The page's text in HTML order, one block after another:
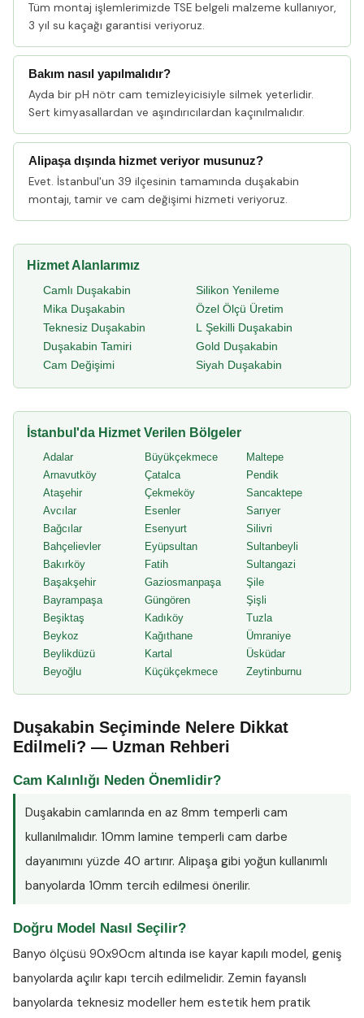
Tüm montaj işlemlerimizde TSE belgeli malzeme kullanıyor,
3 yıl su kaçağı garantisi veriyoruz.
Bakım nasıl yapılmalıdır?
Ayda bir pH nötr cam temizleyicisiyle silmek yeterlidir.
Sert kimyasallardan ve aşındırıcılardan kaçınılmalıdır.
Alipaşa dışında hizmet veriyor musunuz?
Evet. İstanbul'un 39 ilçesinin tamamında duşakabin
montajı, tamir ve cam değişimi hizmeti veriyoruz.
Hizmet Alanlarımız
Camlı Duşakabin
Mika Duşakabin
Teknesiz Duşakabin
Duşakabin Tamiri
Cam Değişimi
Silikon Yenileme
Özel Ölçü Üretim
L Şekilli Duşakabin
Gold Duşakabin
Siyah Duşakabin
İstanbul'da Hizmet Verilen Bölgeler
Adalar
Arnavutköy
Ataşehir
Avcılar
Bağcılar
Bahçelievler
Bakırköy
Başakşehir
Bayrampaşa
Beşiktaş
Beykoz
Beylikdüzü
Beyoğlu
Büyükçekmece
Çatalca
Çekmeköy
Esenler
Esenyurt
Eyüpsultan
Fatih
Gaziosmanpaşa
Güngören
Kadıköy
Kağıthane
Kartal
Küçükçekmece
Maltepe
Pendik
Sancaktepe
Sarıyer
Silivri
Sultanbeyli
Sultangazi
Şile
Şişli
Tuzla
Ümraniye
Üsküdar
Zeytinburnu
Duşakabin Seçiminde Nelere Dikkat
Edilmeli? — Uzman Rehberi
Cam Kalınlığı Neden Önemlidir?
Duşakabin camlarında en az 8mm temperli cam
kullanılmalıdır. 10mm lamine temperli cam darbe
dayanımını yüzde 40 artırır. Alipaşa gibi yoğun kullanımlı
banyolarda 10mm tercih edilmesi önerilir.
Doğru Model Nasıl Seçilir?
Banyo ölçüsü 90x90cm altında ise kayar kapılı model, geniş
banyolarda açılır kapı tercih edilmelidir. Zemin fayanslı
banyolarda teknesiz modeller hem estetik hem pratik